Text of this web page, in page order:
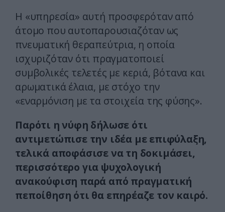
Η «υπηρεσία» αυτή προσφερόταν από
άτομο που αυτοπαρουσιαζόταν ως
πνευματική θεραπεύτρια, η οποία
ισχυριζόταν ότι πραγματοποιεί
συμβολικές τελετές με κεριά, βότανα και
αρωματικά έλαια, με στόχο την
«εναρμόνιση με τα στοιχεία της φύσης».
Παρότι η νύφη δήλωσε ότι
αντιμετώπισε την ιδέα με επιφύλαξη,
τελικά αποφάσισε να τη δοκιμάσει,
περισσότερο για ψυχολογική
ανακούφιση παρά από πραγματική
πεποίθηση ότι θα επηρέαζε τον καιρό.